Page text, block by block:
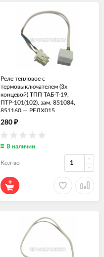
Реле тепловое с
термовыключателем (3х
концевой) ТПП ТАБ-Т-19,
ПТР-101(102), зам. 851084,
851160 — РЕЛХ015
280 ₽
В наличии
Кол-во